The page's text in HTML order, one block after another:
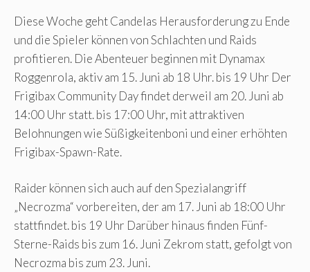
Diese Woche geht Candelas Herausforderung zu Ende
und die Spieler können von Schlachten und Raids
profitieren. Die Abenteuer beginnen mit Dynamax
Roggenrola, aktiv am 15. Juni ab 18 Uhr. bis 19 Uhr Der
Frigibax Community Day findet derweil am 20. Juni ab
14:00 Uhr statt. bis 17:00 Uhr, mit attraktiven
Belohnungen wie Süßigkeitenboni und einer erhöhten
Frigibax-Spawn-Rate.
Raider können sich auch auf den Spezialangriff
„Necrozma“ vorbereiten, der am 17. Juni ab 18:00 Uhr
stattfindet. bis 19 Uhr Darüber hinaus finden Fünf-
Sterne-Raids bis zum 16. Juni Zekrom statt, gefolgt von
Necrozma bis zum 23. Juni.